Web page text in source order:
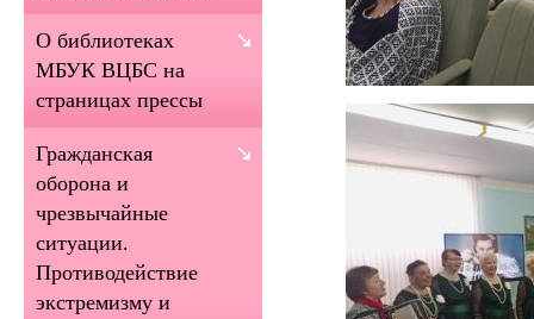
О библиотеках
МБУК ВЦБС на
страницах прессы
Гражданская
оборона и
чрезвычайные
ситуации.
Противодействие
экстремизму и